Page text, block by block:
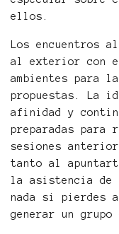
ellos.
Los encuentros
al exterior con
ambientes para
propuestas. La
afinidad y
preparadas para
sesiones
tanto al
la asistencia de
nada si pierdes
generar un grupo